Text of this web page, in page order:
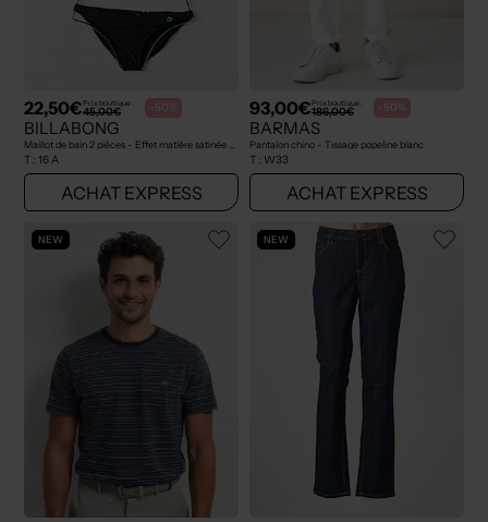
22,50€Prix boutique :
45,00€ -50%
BILLABONG
Maillot de bain 2 pièces - Effet matière satinée noir
T : 16 A
ACHAT EXPRESS
93,00€Prix boutique :
186,00€ -50%
BARMAS
Pantalon chino - Tissage popeline blanc
T : W33
ACHAT EXPRESS
NEW NEW